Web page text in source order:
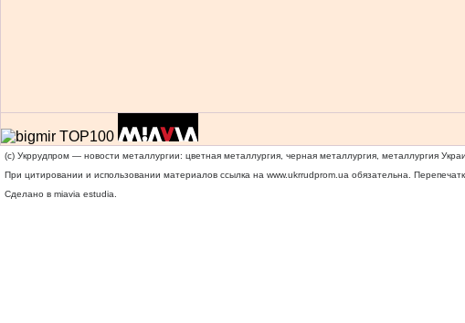
(c) Укррудпром — новости металлургии: цветная металлургия, черная металлургия, металлургия
При цитировании и использовании материалов ссылка на www.ukrrudprom.ua обязательна.
Сделано в miavia estudia.